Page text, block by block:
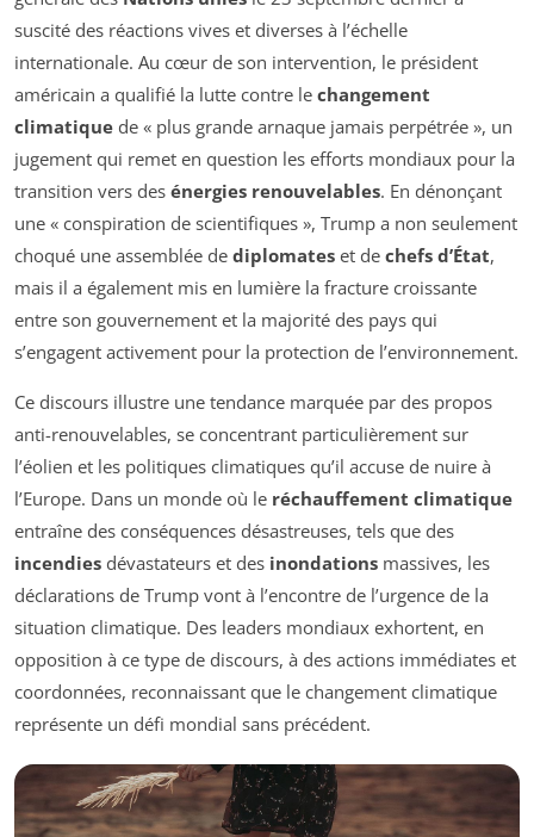
suscité des réactions vives et diverses à l’échelle
internationale. Au cœur de son intervention, le président
américain a qualifié la lutte contre le changement
climatique de « plus grande arnaque jamais perpétrée », un
jugement qui remet en question les efforts mondiaux pour la
transition vers des énergies renouvelables. En dénonçant
une « conspiration de scientifiques », Trump a non seulement
choqué une assemblée de diplomates et de chefs d’État,
mais il a également mis en lumière la fracture croissante
entre son gouvernement et la majorité des pays qui
s’engagent activement pour la protection de l’environnement.
Ce discours illustre une tendance marquée par des propos
anti-renouvelables, se concentrant particulièrement sur
l’éolien et les politiques climatiques qu’il accuse de nuire à
l’Europe. Dans un monde où le réchauffement climatique
entraîne des conséquences désastreuses, tels que des
incendies dévastateurs et des inondations massives, les
déclarations de Trump vont à l’encontre de l’urgence de la
situation climatique. Des leaders mondiaux exhortent, en
opposition à ce type de discours, à des actions immédiates et
coordonnées, reconnaissant que le changement climatique
représente un défi mondial sans précédent.